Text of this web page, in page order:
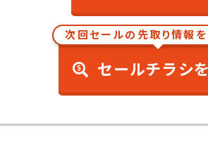
次回セールの先取り情報を
セールチラシ